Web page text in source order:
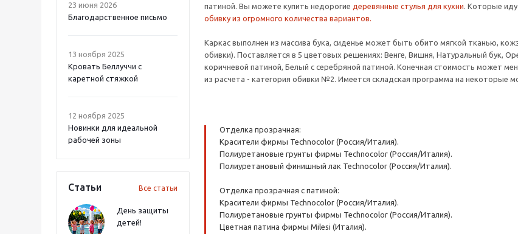
23 июня 2026
Благодарственное письмо
13 ноября 2025
Кровать Беллуччи с
каретной стяжкой
12 ноября 2025
Новинки для идеальной
рабочей зоны
Статьи Все статьи
День защиты
детей!
патиной. Вы можете купить недорогие деревянные стулья для кухни. Которые
обивку из огромного количества вариантов.
Каркас выполнен из массива бука, сиденье может быть обито мягкой тканью,
обивки). Поставляется в 5 цветовых решениях: Венге, Вишня, Натуральный бук,
коричневой патиной, Белый с серебряной патиной. Конечная стоимость может
из расчета - категория обивки №2. Имеется складская программа на некоторые
Отделка прозрачная:
Красители фирмы Technocolor (Россия/Италия).
Полиуретановые грунты фирмы Technocolor (Россия/Италия).
Полиуретановый финишный лак Technocolor (Россия/Италия).
Отделка прозрачная с патиной:
Красители фирмы Technocolor (Россия/Италия).
Полиуретановые грунты фирмы Technocolor (Россия/Италия).
Цветная патина фирмы Milesi (Италия).